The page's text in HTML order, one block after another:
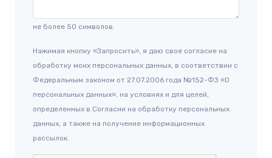
не более 50 символов.
Нажимая кнопку «Запросить», я даю свое согласие на
обработку моих персональных данных, в соответствии с
Федеральным законом от 27.07.2006 года №152-ФЗ «О
персональных данных», на условиях и для целей,
определенных в Согласии на обработку персональных
данных, а также на получение информационных
рассылок.